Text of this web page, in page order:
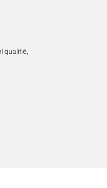
qualifié,